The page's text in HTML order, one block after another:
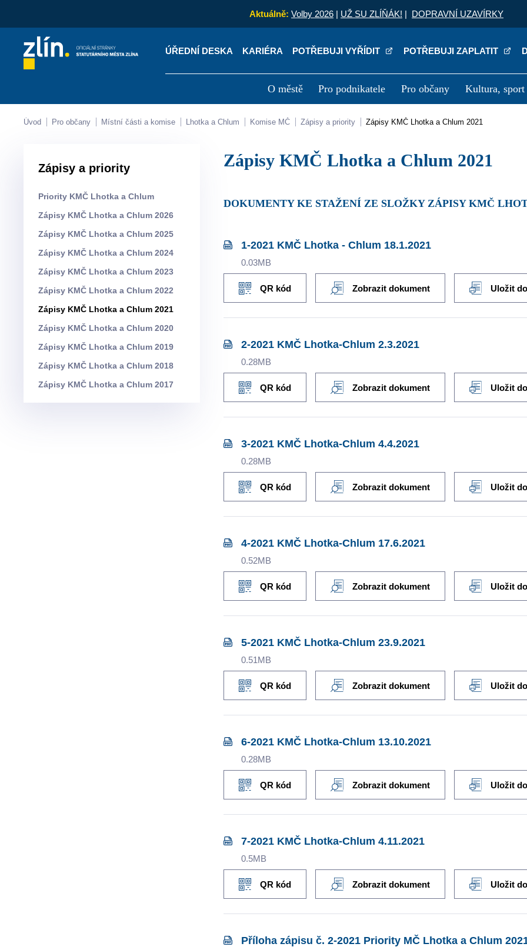
Aktuálně: Volby 2026 | UŽ SU ZLÍŇÁK! | DOPRAVNÍ UZAVÍRKY
ÚŘEDNÍ DESKA KARIÉRA POTŘEBUJI VYŘÍDIT POTŘEBUJI ZAPLATIT
O městě Pro podnikatele Pro občany Kultura, sport
Kontakty Úřední deska Kariéra
Úvod Pro občany Místní části a komise Lhotka a Chlum Komise MČ Zápisy a priority Zápisy KMČ Lhotka a Chlum 2021
Zápisy a priority
Priority KMČ Lhotka a Chlum
Zápisy KMČ Lhotka a Chlum 2026
Zápisy KMČ Lhotka a Chlum 2025
Zápisy KMČ Lhotka a Chlum 2024
Zápisy KMČ Lhotka a Chlum 2023
Zápisy KMČ Lhotka a Chlum 2022
Zápisy KMČ Lhotka a Chlum 2021
Zápisy KMČ Lhotka a Chlum 2020
Zápisy KMČ Lhotka a Chlum 2019
Zápisy KMČ Lhotka a Chlum 2018
Zápisy KMČ Lhotka a Chlum 2017
Zápisy KMČ Lhotka a Chlum 2021
DOKUMENTY KE STAŽENÍ ZE SLOŽKY ZÁPISY KMČ
1-2021 KMČ Lhotka - Chlum 18.1.2021
0.03MB
QR kód Zobrazit dokument Uložit
2-2021 KMČ Lhotka-Chlum 2.3.2021
0.28MB
QR kód Zobrazit dokument Uložit
3-2021 KMČ Lhotka-Chlum 4.4.2021
0.28MB
QR kód Zobrazit dokument Uložit
4-2021 KMČ Lhotka-Chlum 17.6.2021
0.52MB
QR kód Zobrazit dokument Uložit
5-2021 KMČ Lhotka-Chlum 23.9.2021
0.51MB
QR kód Zobrazit dokument Uložit
6-2021 KMČ Lhotka-Chlum 13.10.2021
0.28MB
QR kód Zobrazit dokument Uložit
7-2021 KMČ Lhotka-Chlum 4.11.2021
0.5MB
QR kód Zobrazit dokument Uložit
Příloha zápisu č. 2-2021 Priority MČ Lhotka a Chlum